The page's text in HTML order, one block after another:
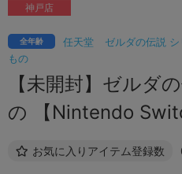
任天堂 ゼルダの伝説
もの
全年齢
【未開封】ゼルダ
の 【Nintendo
お気に入りアイテム登録数
神戸店